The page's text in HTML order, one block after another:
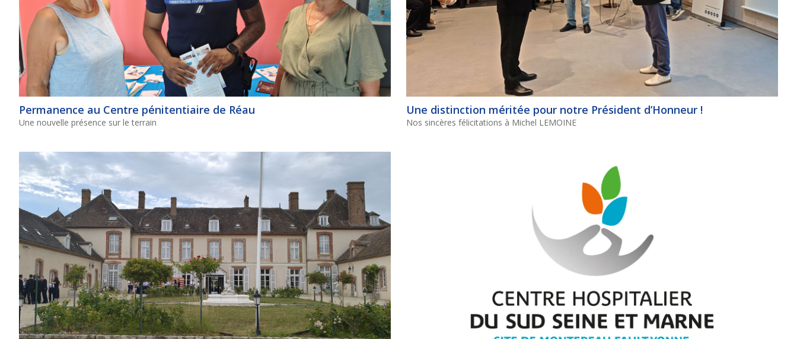
Permanence au Centre pénitentiaire de Réau
Une nouvelle présence sur le terrain
Une distinction méritée pour notre Président d’Honneur !
Nos sincères félicitations à Michel LEMOINE